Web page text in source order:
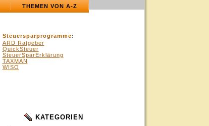
THEMEN VON A-Z
Steuersparprogramme:
ARD Ratgeber
QuickSteuer
SteuerSparErklärung
TAXMAN
WISO
KATEGORIEN